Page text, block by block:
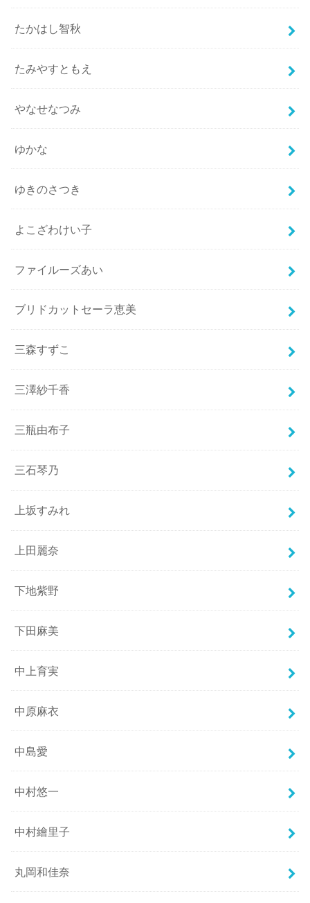
たかはし智秋
たみやすともえ
やなせなつみ
ゆかな
ゆきのさつき
よこざわけい子
ファイルーズあい
ブリドカットセーラ恵美
三森すずこ
三澤紗千香
三瓶由布子
三石琴乃
上坂すみれ
上田麗奈
下地紫野
下田麻美
中上育実
中原麻衣
中島愛
中村悠一
中村繪里子
丸岡和佳奈